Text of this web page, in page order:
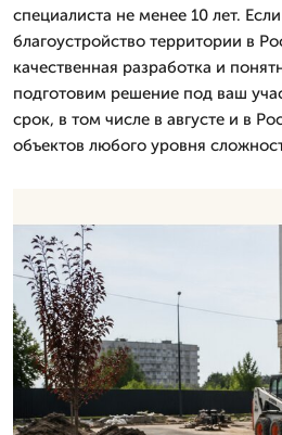
специалиста не менее 10 лет.
благоустройство территории в
качественная разработка и
подготовим решение под ваш
срок, в том числе в августе и в
объектов любого уровня